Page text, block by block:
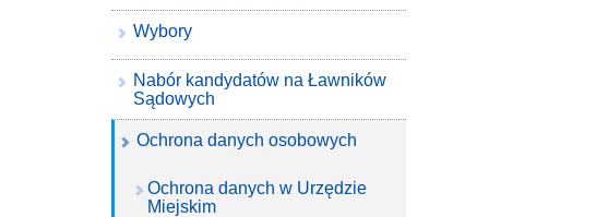
Wybory
Nabór kandydatów na Ławników
Sądowych
Ochrona danych osobowych
Ochrona danych w Urzędzie
Miejskim